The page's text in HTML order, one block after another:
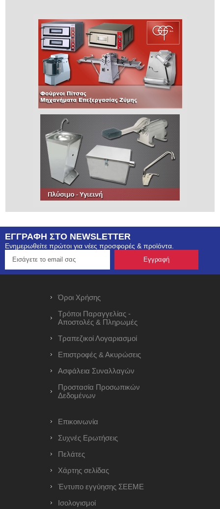
ΕΓΓΡΑΦΗ ΣΤΟ NEWSLETTER
Ενημερωθείτε πρώτοι για νέες προσφορές & προϊόντα.
Όροι Χρήσης
Τρόποι Παραγγελίας -
Αποστολές & Πληρωμές
Τραπεζικοί Λογαριασμοί
Επιστροφές & Ακυρώσεις
Ασφάλεια Συναλλαγών
Προστασία Προσωπικών
Δεδομένων
Επικοινωνία
Συχνές Ερωτήσεις
Πελάτες
Χάρτης σελίδας
Έντυπο εγγύησης ΣΕΕΜΕ
Ισολογισμοί